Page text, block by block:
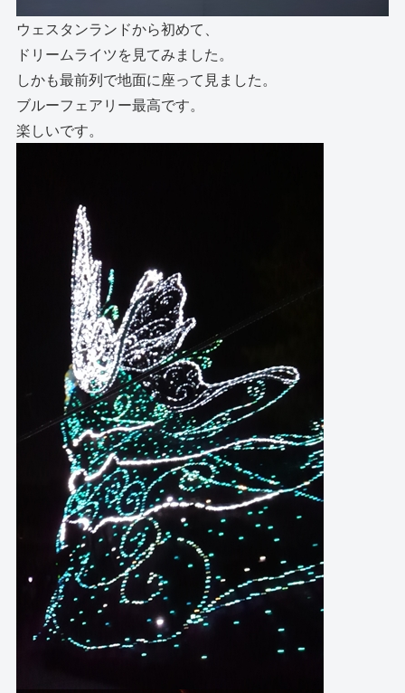
ウェスタンランドから初めて、
ドリームライツを見てみました。
しかも最前列で地面に座って見ました。
ブルーフェアリー最高です。
楽しいです。